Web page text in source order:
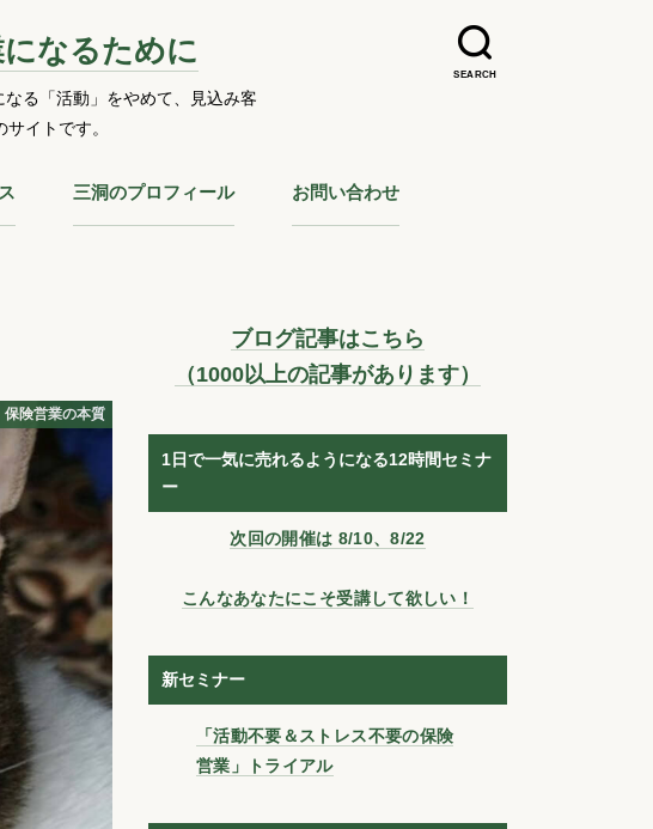
SEARCH
なるために
る「活動」をやめて、見込み客
イトです。
三洞のプロフィール お問い合わせ
保険営業の本質
ブログ記事はこちら
（1000以上の記事があります）
1日で一気に売れるようになる12時間セミナ
ー
次回の開催は 8/10、8/22
こんなあなたにこそ受講して欲しい！
新セミナー
「活動不要＆ストレス不要の保険
営業」トライアル